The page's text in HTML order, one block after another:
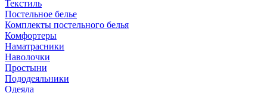
Текстиль
Постельное белье
Комплекты постельного белья
Комфортеры
Наматрасники
Наволочки
Простыни
Пододеяльники
Одеяла